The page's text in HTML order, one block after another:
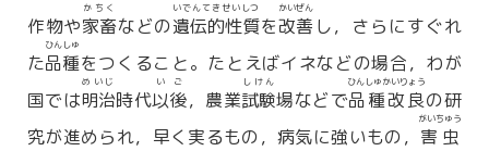
作物や家畜
かちく
などの遺伝的性質
いでんてきせいしつ
を改善
かいぜん
し，さらにすぐれ
た品種
ひんしゅ
をつくること。たとえばイネなどの場合，わが
国では明治
めいじ
時代以後
いご
，農業試験
しけん
場などで品種改良
ひんしゅかいりょう
の研
究が進められ，早く実るもの，病気に強いもの， 害虫
がいちゅう